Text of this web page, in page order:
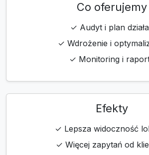
Co oferujemy
✓ Audyt i plan
✓ Wdrożenie i
✓ Monitoring i
Efekty
✓ Lepsza widoczność
✓ Więcej zapytań od